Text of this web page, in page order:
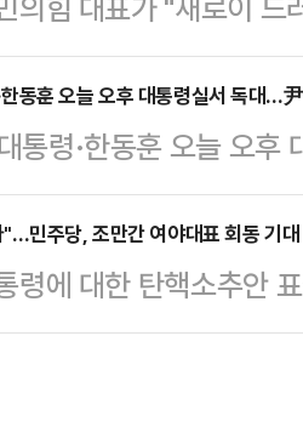
토론하는 자리가 아니
회의 전 이루어진 …
과 더불어민주당의 발
려졌다.한 대표는 이날
인들을 반국가세력이
실이 드러났다"며 "윤
'탄핵 반대 당…
해 윤석열 대통령의 조
로 돌아선 입장을 밝혔
서 "윤석열 대통령이 대
극단적 행동이 재현될
가 크다"며 이같이 말
요 정치인 등을 반국가
록 지시했다는 사실을
한동훈 오늘 오후 대통령실서 독대…
통령·한동훈 오늘 오
민주당, 조만간 여야대표 회동 기대
령에 대한 탄핵소추안
당 대표가 제안한 여야